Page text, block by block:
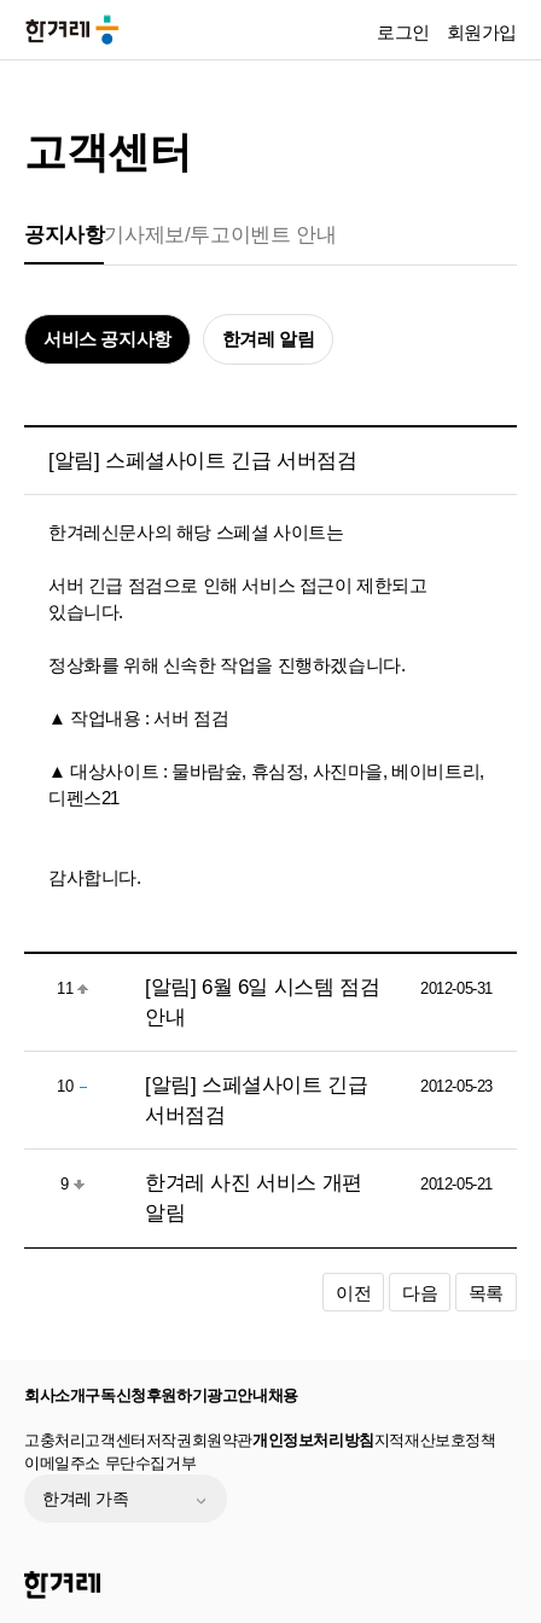
로그인 회원가입
고객센터
공지사항기사제보/투고이벤트 안내
서비스 공지사항 한겨레 알림
[알림] 스페셜사이트 긴급 서버점검
한겨레신문사의 해당 스페셜 사이트는
서버 긴급 점검으로 인해 서비스 접근이 제한되고
있습니다.
정상화를 위해 신속한 작업을 진행하겠습니다.
▲ 작업내용 : 서버 점검
▲ 대상사이트 : 물바람숲, 휴심정, 사진마을, 베이비트리,
디펜스21
감사합니다.
11
[알림] 6월 6일 시스템 점검
안내
2012-05-31
10
[알림] 스페셜사이트 긴급
서버점검
2012-05-23
9
한겨레 사진 서비스 개편
알림
2012-05-21
이전 다음 목록
회사소개구독신청후원하기 광고안내채용
고충처리고객센터 저작권 회원약관개인정보처리방침 지적재산보호정책
이메일주소 무단수집거부
한겨레 가족